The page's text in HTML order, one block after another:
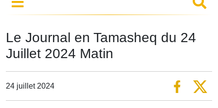
Le Journal en Tamasheq du 24
Juillet 2024 Matin
24 juillet 2024